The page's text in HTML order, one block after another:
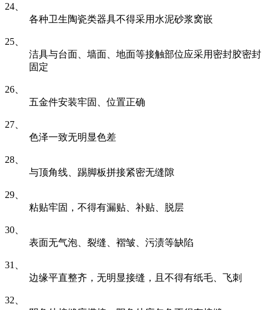
24、
各种卫生陶瓷类器具不得采用水泥砂浆窝嵌
25、
洁具与台面、墙面、地面等接触部位应采用密封胶密封
固定
26、
五金件安装牢固、位置正确
27、
色泽一致无明显色差
28、
与顶角线、踢脚板拼接紧密无缝隙
29、
粘贴牢固，不得有漏贴、补贴、脱层
30、
表面无气泡、裂缝、褶皱、污渍等缺陷
31、
边缘平直整齐，无明显接缝，且不得有纸毛、飞刺
32、